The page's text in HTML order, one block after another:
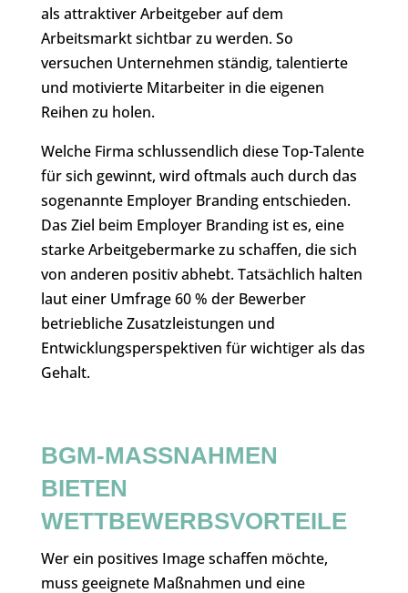
als attraktiver Arbeitgeber auf dem
Arbeitsmarkt sichtbar zu werden. So
versuchen Unternehmen ständig, talentierte
und motivierte Mitarbeiter in die eigenen
Reihen zu holen.
Welche Firma schlussendlich diese Top-Talente
für sich gewinnt, wird oftmals auch durch das
sogenannte Employer Branding entschieden.
Das Ziel beim Employer Branding ist es, eine
starke Arbeitgebermarke zu schaffen, die sich
von anderen positiv abhebt. Tatsächlich halten
laut einer Umfrage 60 % der Bewerber
betriebliche Zusatzleistungen und
Entwicklungsperspektiven für wichtiger als das
Gehalt.
BGM-MASSNAHMEN B
IETEN W
ETTBEWERBSVORTEILE
Wer ein positives Image schaffen möchte,
muss geeignete Maßnahmen und eine